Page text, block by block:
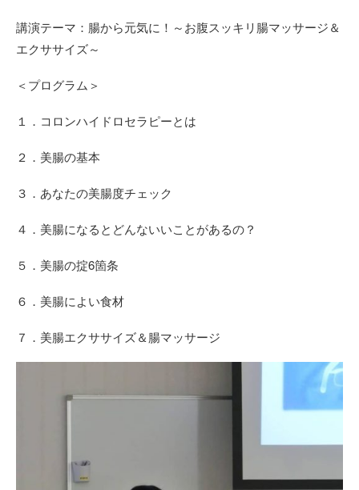
講演テーマ：腸から元気に！～お腹スッキリ腸マッサージ＆
エクササイズ～
＜プログラム＞
１．コロンハイドロセラピーとは
２．美腸の基本
３．あなたの美腸度チェック
４．美腸になるとどんないいことがあるの？
５．美腸の掟6箇条
６．美腸によい食材
７．美腸エクササイズ＆腸マッサージ